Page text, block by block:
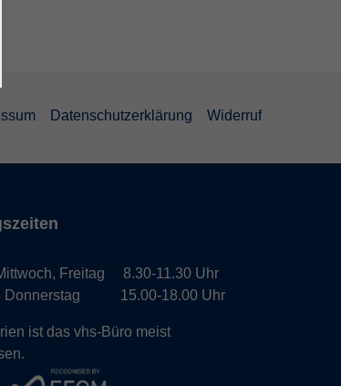
Datenschutzerklärung Widerruf
Freitag 8.30-11.30 Uhr
Donnerstag 15.00-18.00 Uhr
ist das vhs-Büro meist